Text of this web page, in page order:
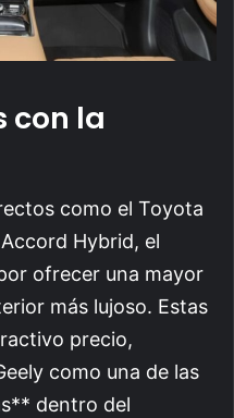
con la
como el Toyota
Hybrid, el
ofrecer una mayor
más lujoso. Estas
precio,
como una de las
dentro del